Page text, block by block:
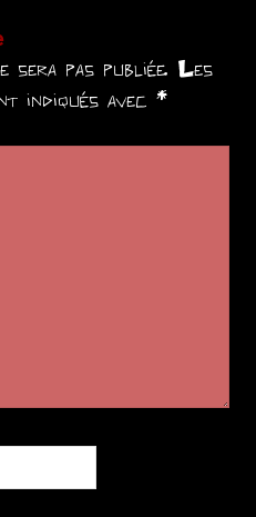
sera pas publiée. Les
indiqués avec *